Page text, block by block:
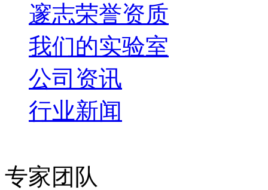
邃志荣誉资质
我们的实验室
公司资讯
行业新闻
专家团队